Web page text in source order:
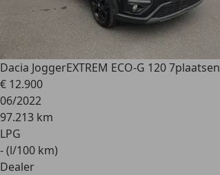
Dacia JoggerEXTREM ECO-G 120 7plaatsen
€ 12.900
06/2022
97.213 km
LPG
- (l/100 km)
Dealer